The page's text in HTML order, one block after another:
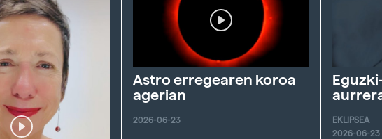
Astro erregearen koroa
agerian
2026-06-23
EKLIPSEA
2026-06-23